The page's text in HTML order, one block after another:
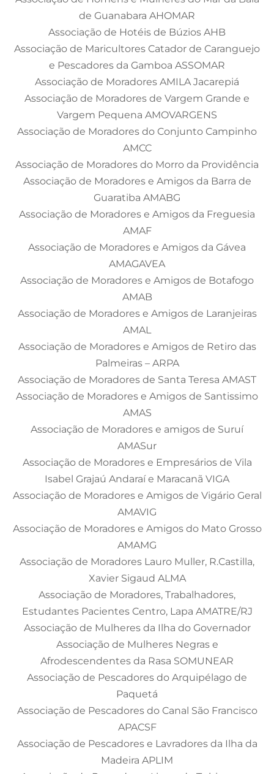
de Guanabara AHOMAR
Associação de Hotéis de Búzios AHB
Associação de Maricultores Catador de Caranguejo
e Pescadores da Gamboa ASSOMAR
Associação de Moradores AMILA Jacarepiá
Associação de Moradores de Vargem Grande e
Vargem Pequena AMOVARGENS
Associação de Moradores do Conjunto Campinho
AMCC
Associação de Moradores do Morro da Providência
Associação de Moradores e Amigos da Barra de
Guaratiba AMABG
Associação de Moradores e Amigos da Freguesia
AMAF
Associação de Moradores e Amigos da Gávea
AMAGAVEA
Associação de Moradores e Amigos de Botafogo
AMAB
Associação de Moradores e Amigos de Laranjeiras
AMAL
Associação de Moradores e Amigos de Retiro das
Palmeiras – ARPA
Associação de Moradores de Santa Teresa AMAST
Associação de Moradores e Amigos de Santissimo
AMAS
Associação de Moradores e amigos de Suruí
AMASur
Associação de Moradores e Empresários de Vila
Isabel Grajaú Andaraí e Maracanã VIGA
Associação de Moradores e Amigos de Vigário Geral
AMAVIG
Associação de Moradores e Amigos do Mato Grosso
AMAMG
Associação de Moradores Lauro Muller, R.Castilla,
Xavier Sigaud ALMA
Associação de Moradores, Trabalhadores,
Estudantes Pacientes Centro, Lapa AMATRE/RJ
Associação de Mulheres da Ilha do Governador
Associação de Mulheres Negras e
Afrodescendentes da Rasa SOMUNEAR
Associação de Pescadores do Arquipélago de
Paquetá
Associação de Pescadores do Canal São Francisco
APACSF
Associação de Pescadores e Lavradores da Ilha da
Madeira APLIM